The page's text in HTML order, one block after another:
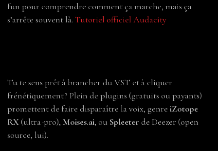
fun pour comprendre comment ça marche, mais ça
s’arrête souvent là. Tutoriel officiel Audacity
Tu te sens prêt à brancher du VST et à cliquer
frénétiquement ? Plein de plugins (gratuits ou payants)
promettent de faire disparaître la voix, genre iZotope
RX(ultra-pro), Moises.ai, ou Spleeter de Deezer (open
source, lui).